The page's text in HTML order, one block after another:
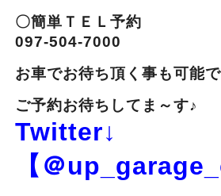
〇簡単ＴＥＬ予約
097-504-7000
お車でお待ち頂く事も可能で
ご予約お待ちしてま～す♪
Twitter↓
【＠